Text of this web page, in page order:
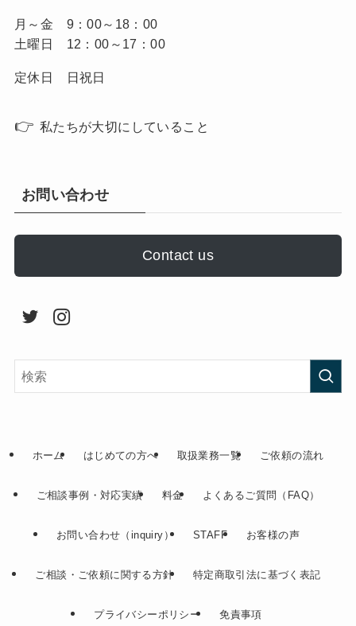
月～金 9：00～18：00
土曜日 12：00～17：00
定休日 日祝日
👉 私たちが大切にしていること
お問い合わせ
Contact us
ホーム はじめての方へ 取扱業務一覧 ご依頼の流れ
ご相談事例・対応実績 料金 よくあるご質問（FAQ）
お問い合わせ（inquiry） STAFF お客様の声
ご相談・ご依頼に関する方針 特定商取引法に基づく表記
プライバシーポリシー 免責事項